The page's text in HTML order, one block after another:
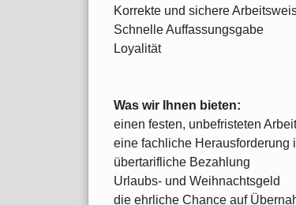
Korrekte und sichere
Schnelle Auffassungsgabe
Loyalität
Was wir Ihnen bieten:
einen festen, unbefristeten
eine fachliche Herausforderung
übertarifliche Bezahlung
Urlaubs- und Weihnachtsgeld
die ehrliche Chance auf